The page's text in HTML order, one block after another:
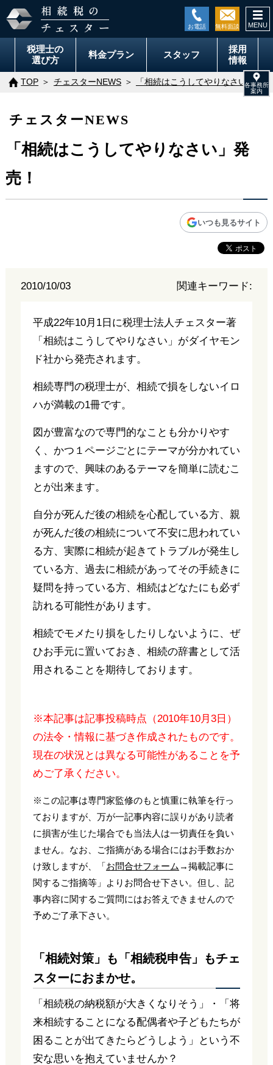
税理士の
選び方
料金プラン スタッフ
採用
情報
TOP チェスターNEWS 「相続はこうしてやりなさい」発
チェスターNEWS
「相続はこうしてやりなさい」発
売！
いつも見るサイト
2010/10/03 関連キーワード:
平成22年10月1日に税理士法人チェスター著
「相続はこうしてやりなさい」がダイヤモン
ド社から発売されます。
相続専門の税理士が、相続で損をしないイロ
ハが満載の1冊です。
図が豊富なので専門的なことも分かりやす
く、かつ１ページごとにテーマが分かれてい
ますので、興味のあるテーマを簡単に読むこ
とが出来ます。
自分が死んだ後の相続を心配している方、親
が死んだ後の相続について不安に思われてい
る方、実際に相続が起きてトラブルが発生し
ている方、過去に相続があってその手続きに
疑問を持っている方、相続はどなたにも必ず
訪れる可能性があります。
相続でモメたり損をしたりしないように、ぜ
ひお手元に置いておき、相続の辞書として活
用されることを期待しております。
※本記事は記事投稿時点（2010年10月3日）
の法令・情報に基づき作成されたものです。
現在の状況とは異なる可能性があることを予
めご了承ください。
※この記事は専門家監修のもと慎重に執筆を行っ
ておりますが、万が一記事内容に誤りがあり読者
に損害が生じた場合でも当法人は一切責任を負い
ません。なお、ご指摘がある場合にはお手数おか
け致しますが、「お問合せフォーム →掲載記事に
関するご指摘等」よりお問合せ下さい。但し、記
事内容に関するご質問にはお答えできませんので
予めご了承下さい。
「相続対策」も「相続税申告」もチェ
スターにおまかせ。
「相続税の納税額が大きくなりそう」・「将
来相続することになる配偶者や子どもたちが
困ることが出てきたらどうしよう」という不
安な思いを抱えていませんか？